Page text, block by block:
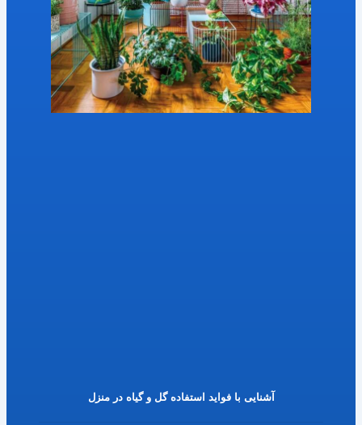
آشنایی با فواید استفاده گل و گیاه در منزل